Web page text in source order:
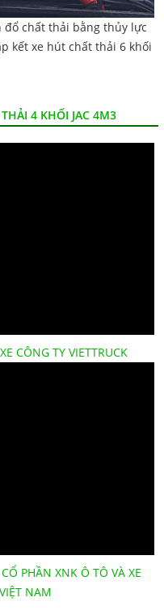
đổ chất thải bằng thủy lực
kết xe hút chất thải 6 khối
4 KHỐI JAC 4M3
CÔNG TY VIETTRUCK
PHẦN XNK Ô TÔ VÀ XE
NAM